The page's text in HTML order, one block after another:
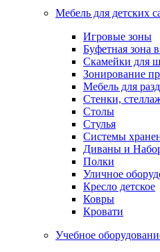
Мебель для детских
Игровые зоны
Буфетная зона
Скамейки для
Зонирование
Мебель для
Стенки,
Столы
Стулья
Системы
Диваны и
Полки
Уличное
Кресло детское
Ковры
Кровати
Учебное